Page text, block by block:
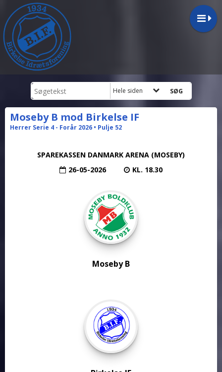
Hele siden
Moseby B mod Birkelse IF
Herrer Serie 4 - Forår 2026 • Pulje 52
SPAREKASSEN DANMARK ARENA (MOSEBY)
26-05-2026
KL. 18.30
Moseby B